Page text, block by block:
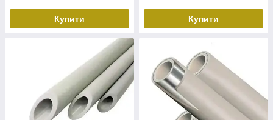
Купити Купити